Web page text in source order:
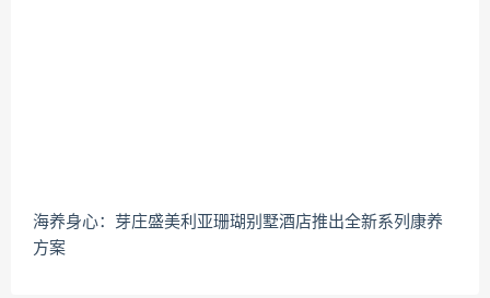
海养身心：芽庄盛美利亚珊瑚别墅酒店推出全新系列康养
方案